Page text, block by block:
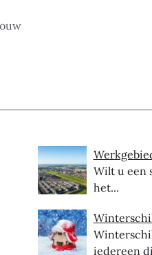
Wilt u een
het...
iedereen